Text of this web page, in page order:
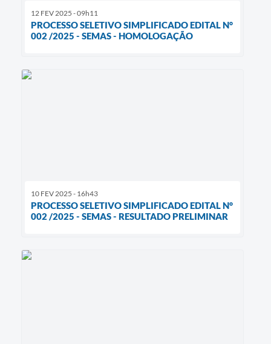
12 FEV 2025 - 09h11
PROCESSO SELETIVO SIMPLIFICADO EDITAL N°
002 /2025 - SEMAS - HOMOLOGAÇÃO
10 FEV 2025 - 16h43
PROCESSO SELETIVO SIMPLIFICADO EDITAL N°
002 /2025 - SEMAS - RESULTADO PRELIMINAR